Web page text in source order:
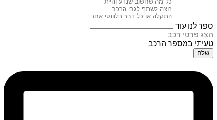
ספר לנו עוד
הצג פרטי רכב
טעיתי במספר הרכב
שלח